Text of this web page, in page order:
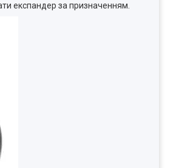
експандер за призначенням.